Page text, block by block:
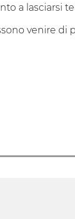
a lasciarsi
venire di